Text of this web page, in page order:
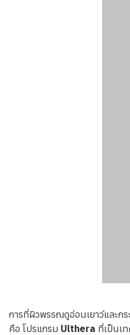
การที่ผิวพรรณดูอ่อนเยาว์และก
คือ โปรแกรม Ulthera ที่เป็นเ